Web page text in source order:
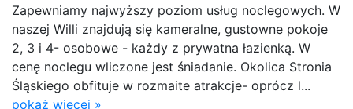
Zapewniamy najwyższy poziom usług noclegowych. W
naszej Willi znajdują się kameralne, gustowne pokoje
2, 3 i 4- osobowe - każdy z prywatna łazienką. W
cenę noclegu wliczone jest śniadanie. Okolica Stronia
Śląskiego obfituje w rozmaite atrakcje- oprócz l...
pokaż więcej »